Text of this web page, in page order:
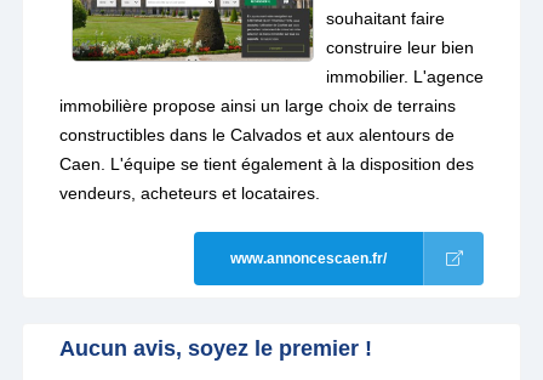
souhaitant faire
construire leur bien
immobilier. L'agence
immobilière propose ainsi un large choix de terrains
constructibles dans le Calvados et aux alentours de
Caen. L'équipe se tient également à la disposition des
vendeurs, acheteurs et locataires.
www.annoncescaen.fr/
Aucun avis, soyez le premier !